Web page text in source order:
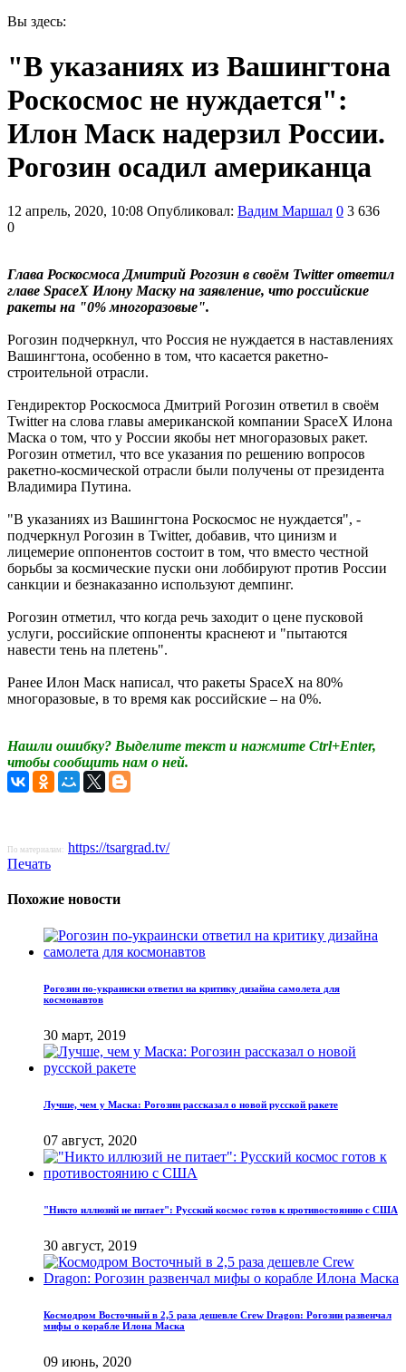
Вы здесь:
"В указаниях из Вашингтона
Роскосмос не нуждается":
Илон Маск надерзил России.
Рогозин осадил американца
12 апрель, 2020, 10:08 Опубликовал: Вадим Маршал 0 3 636
0
Глава Роскосмоса Дмитрий Рогозин в своём Twitter ответил
главе SpaceX Илону Маску на заявление, что российские
ракеты на "0% многоразовые".
Рогозин подчеркнул, что Россия не нуждается в наставлениях
Вашингтона, особенно в том, что касается ракетно-
строительной отрасли.
Гендиректор Роскосмоса Дмитрий Рогозин ответил в своём
Twitter на слова главы американской компании SpaceX Илона
Маска о том, что у России якобы нет многоразовых ракет.
Рогозин отметил, что все указания по решению вопросов
ракетно-космической отрасли были получены от президента
Владимира Путина.
"В указаниях из Вашингтона Роскосмос не нуждается", -
подчеркнул Рогозин в Twitter, добавив, что цинизм и
лицемерие оппонентов состоит в том, что вместо честной
борьбы за космические пуски они лоббируют против России
санкции и безнаказанно используют демпинг.
Рогозин отметил, что когда речь заходит о цене пусковой
услуги, российские оппоненты краснеют и "пытаются
навести тень на плетень".
Ранее Илон Маск написал, что ракеты SpaceX на 80%
многоразовые, в то время как российские – на 0%.
Нашли ошибку? Выделите текст и нажмите Ctrl+Enter,
чтобы сообщить нам о ней.
По материалам: https://tsargrad.tv/
Печать
Похожие новости
Рогозин по-украински ответил на критику дизайна самолета для
космонавтов
30 март, 2019
Лучше, чем у Маска: Рогозин рассказал о новой русской ракете
07 август, 2020
"Никто иллюзий не питает": Русский космос готов к противостоянию с США
30 август, 2019
Космодром Восточный в 2,5 раза дешевле Crew Dragon: Рогозин развенчал
мифы о корабле Илона Маска
09 июнь, 2020